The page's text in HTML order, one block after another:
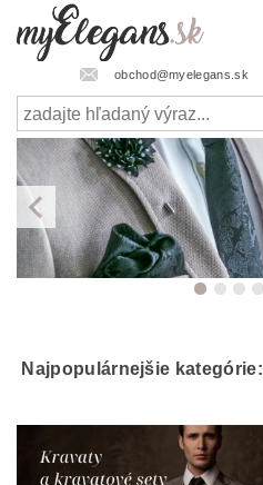
obchod@myelegans.sk
Najpopulárnejšie kategórie: